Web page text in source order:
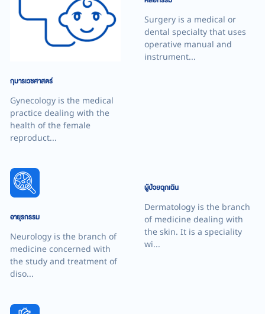
กุมารเวชศาสตร์
Gynecology is the medical
practice dealing with the
health of the female
reproduct...
ศัลยกรรม
Surgery is a medical or
dental specialty that uses
operative manual and
instrument...
อายุรกรรม
Neurology is the branch of
medicine concerned with
the study and treatment of
diso...
ผู้ป่วยฉุกเฉิน
Dermatology is the branch
of medicine dealing with
the skin. It is a speciality
wi...